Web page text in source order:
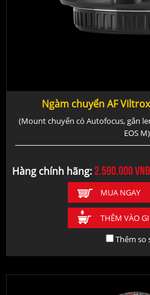
Ngàm chuyển AF Viltrox
(Mount chuyển có Autofocus, gắn
EOS M)
Hàng chính hãng:2.590.000vnđ
MUA NGAY
THÊM VÀO
Thêm so